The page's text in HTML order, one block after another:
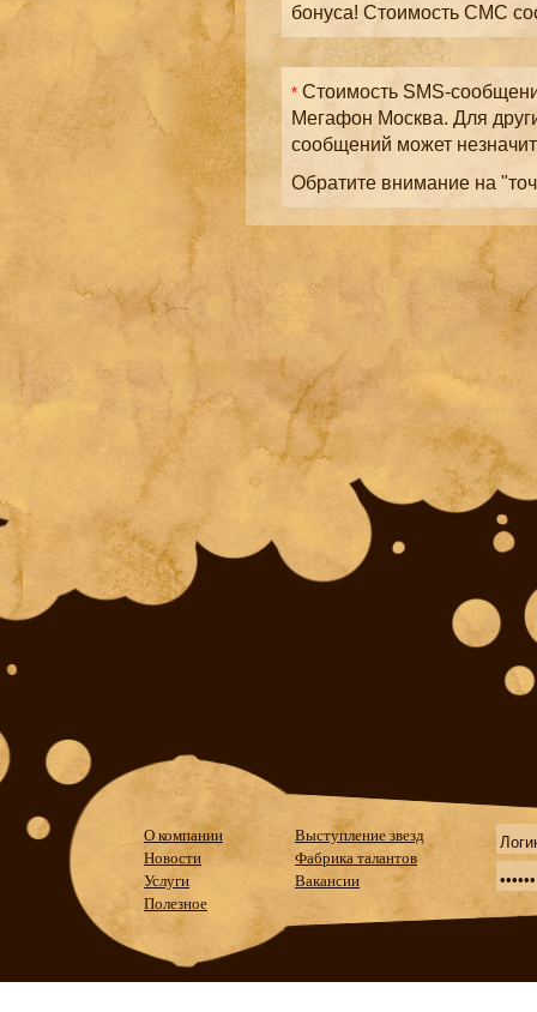
бонуса! Стоимость СМС
* Стоимость SMS-
Мегафон Москва. Для
сообщений может
Обратите внимание на
О компании
Новости
Услуги
Полезное
Выступление звезд
Фабрика талантов
Вакансии